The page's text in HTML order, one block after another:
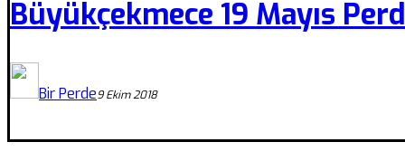
Büyükçekmece 19 Mayıs
Bir Perde9 Ekim 2018